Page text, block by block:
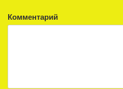
Комментарий